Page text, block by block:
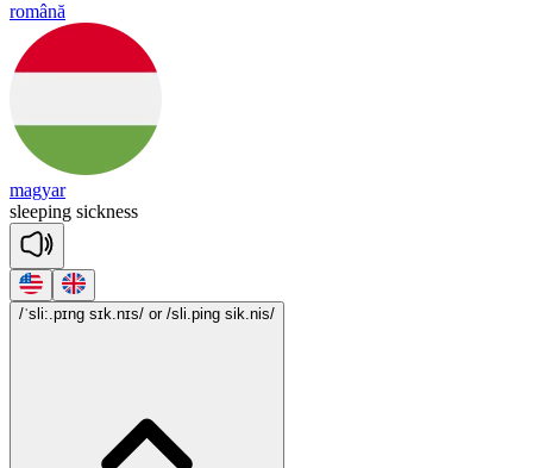
română
magyar
sleeping sickness
/ˈsli:.pɪng sɪk.nɪs/ or /sli.ping sik.nis/